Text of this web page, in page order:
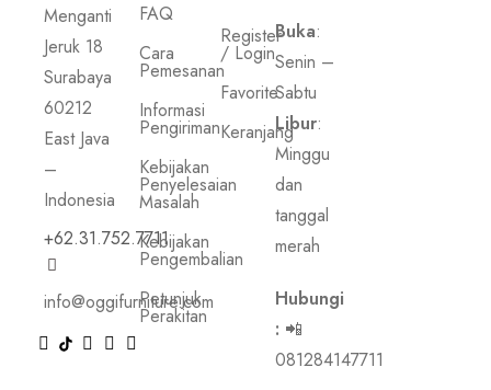
Menganti
Jeruk 18
Surabaya
60212
East Java
–
Indonesia
+62.31.752.7711
info@oggifurniture.com
FAQ
Cara
Pemesanan
Informasi
Pengiriman
Kebijakan
Penyelesaian
Masalah
Kebijakan
Pengembalian
Petunjuk
Perakitan
Register
/ Login
Favorite
Keranjang
Buka:
Senin –
Sabtu
Libur:
Minggu
dan
tanggal
merah
Hubungi
: 📲
081284147711